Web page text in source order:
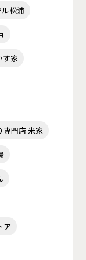
松浦
す家
専門店 米家
ア